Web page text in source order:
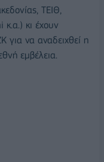
ΤΕΙΘ,
κ.α.) κι έχουν
για να αναδειχθεί η
εμβέλεια.